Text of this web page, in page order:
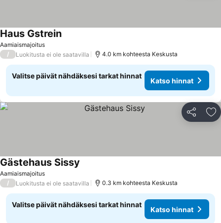
Aamiaismajoitus
Haus GstreinKatso hinnat
/ Luokitusta ei ole saatavilla 4.0 km kohteesta Keskusta
Valitse päivät nähdäksesi tarkat hinnat
Katso hinnat
Jaa
Aamiaismajoitus
Gästehaus Sissy
/ Luokitusta ei ole saatavilla 0.3 km kohteesta Keskusta
Valitse päivät nähdäksesi tarkat hinnat
Katso hinnat